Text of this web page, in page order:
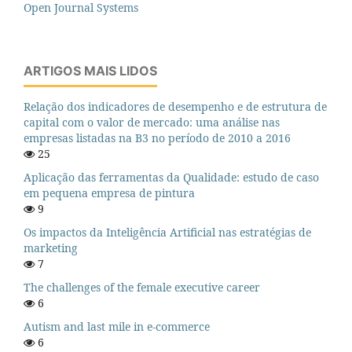
Open Journal Systems
ARTIGOS MAIS LIDOS
Relação dos indicadores de desempenho e de estrutura de
capital com o valor de mercado: uma análise nas
empresas listadas na B3 no período de 2010 a 2016
25
Aplicação das ferramentas da Qualidade: estudo de caso
em pequena empresa de pintura
9
Os impactos da Inteligência Artificial nas estratégias de
marketing
7
The challenges of the female executive career
6
Autism and last mile in e-commerce
6